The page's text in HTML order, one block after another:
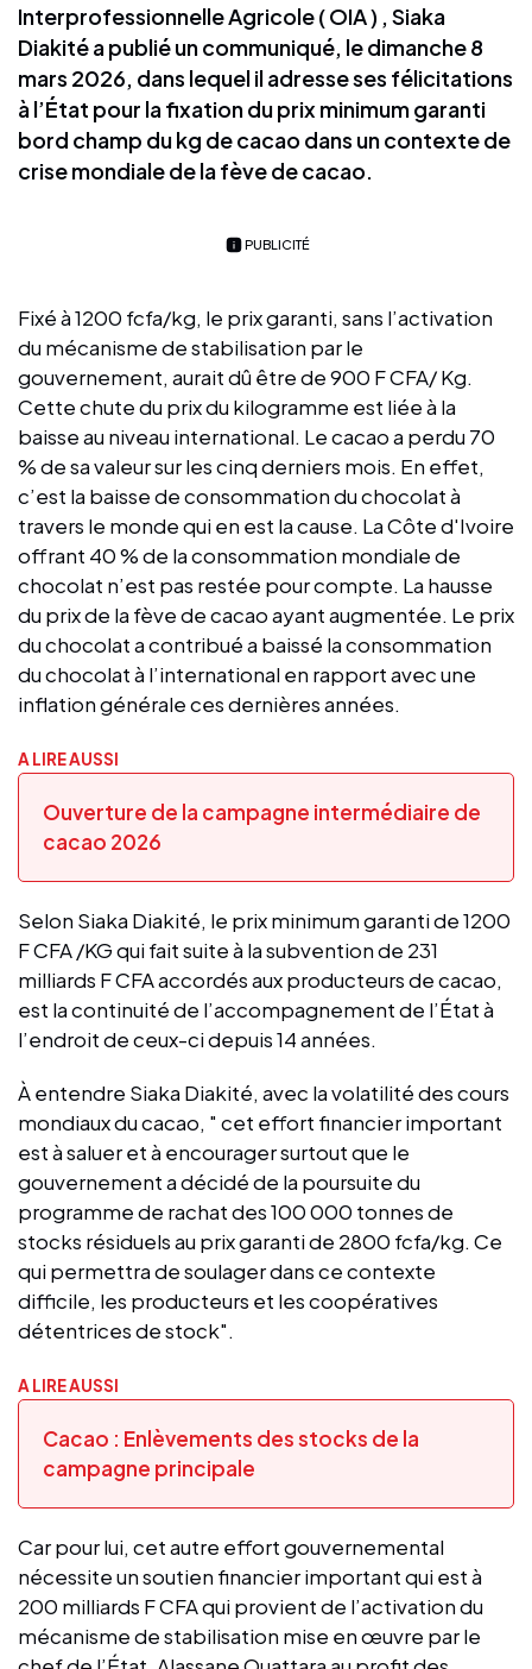
Interprofessionnelle Agricole ( OIA ) , Siaka
Diakité a publié un communiqué, le dimanche 8
mars 2026, dans lequel il adresse ses félicitations
à l’État pour la fixation du prix minimum garanti
bord champ du kg de cacao dans un contexte de
crise mondiale de la fève de cacao.
PUBLICITÉ
Fixé à 1200 fcfa/kg, le prix garanti, sans l’activation
du mécanisme de stabilisation par le
gouvernement, aurait dû être de 900 F CFA/ Kg.
Cette chute du prix du kilogramme est liée à la
baisse au niveau international. Le cacao a perdu 70
% de sa valeur sur les cinq derniers mois. En effet,
c’est la baisse de consommation du chocolat à
travers le monde qui en est la cause. La Côte d'Ivoire
offrant 40 % de la consommation mondiale de
chocolat n’est pas restée pour compte. La hausse
du prix de la fève de cacao ayant augmentée. Le prix
du chocolat a contribué a baissé la consommation
du chocolat à l’international en rapport avec une
inflation générale ces dernières années.
A LIRE AUSSI
Ouverture de la campagne intermédiaire de
cacao 2026
Selon Siaka Diakité, le prix minimum garanti de 1200
F CFA /KG qui fait suite à la subvention de 231
milliards F CFA accordés aux producteurs de cacao,
est la continuité de l’accompagnement de l’État à
l’endroit de ceux-ci depuis 14 années.
À entendre Siaka Diakité, avec la volatilité des cours
mondiaux du cacao, " cet effort financier important
est à saluer et à encourager surtout que le
gouvernement a décidé de la poursuite du
programme de rachat des 100 000 tonnes de
stocks résiduels au prix garanti de 2800 fcfa/kg. Ce
qui permettra de soulager dans ce contexte
difficile, les producteurs et les coopératives
détentrices de stock".
A LIRE AUSSI
Cacao : Enlèvements des stocks de la
campagne principale
Car pour lui, cet autre effort gouvernemental
nécessite un soutien financier important qui est à
200 milliards F CFA qui provient de l’activation du
mécanisme de stabilisation mise en œuvre par le